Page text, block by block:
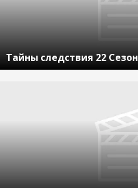
Тайны следствия 22 Сезон